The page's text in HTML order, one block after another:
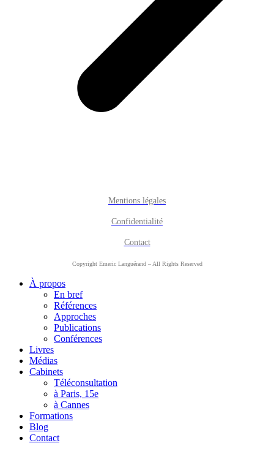
Mentions légales
Confidentialité
Contact
Copyright Emeric Languérand – All Rights Reserved
À propos
En bref
Références
Approches
Publications
Conférences
Livres
Médias
Cabinets
Téléconsultation
à Paris, 15e
à Cannes
Formations
Blog
Contact